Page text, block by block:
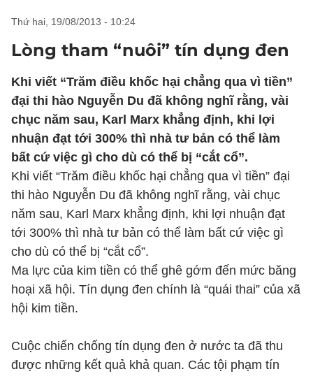
thứ hai, 19/08/2013 - 10:24
Lòng tham “nuôi” tín dụng đen
Khi viết “Trăm điều khốc hại chẳng qua vì tiền”
đại thi hào Nguyễn Du đã không nghĩ rằng, vài
chục năm sau, Karl Marx khẳng định, khi lợi
nhuận đạt tới 300% thì nhà tư bản có thể làm
bất cứ việc gì cho dù có thể bị “cắt cổ”.
Khi viết “Trăm điều khốc hại chẳng qua vì tiền” đại
thi hào Nguyễn Du đã không nghĩ rằng, vài chục
năm sau, Karl Marx khẳng định, khi lợi nhuận đạt
tới 300% thì nhà tư bản có thể làm bất cứ việc gì
cho dù có thể bị “cắt cổ”.
Ma lực của kim tiền có thể ghê gớm đến mức băng
hoại xã hội. Tín dụng đen chính là “quái thai” của xã
hội kim tiền.
Cuộc chiến chống tín dụng đen ở nước ta đã thu
được những kết quả khả quan. Các tội phạm tín